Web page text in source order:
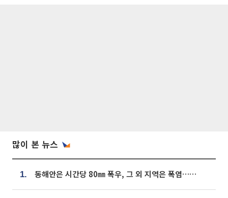
많이 본 뉴스
1. 동해안은 시간당 80㎜ 폭우, 그 외 지역은 폭염…‘극과 극 날씨’